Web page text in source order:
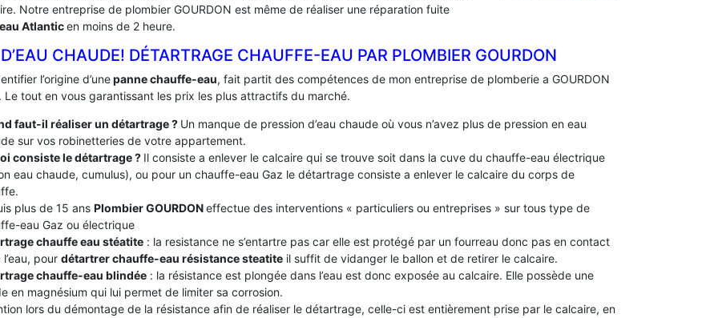
Notre entreprise de plombier GOURDON est même de réaliser une réparation fuite
Atlanticen moins de 2 heure.
CHAUDE! DÉTARTRAGE CHAUFFE-EAU PAR PLOMBIER GOURDON
l’origine d’unepanne chauffe-eau, fait partit des compétences de mon entreprise de plomberie a GOURDON
Le tout en vous garantissant les prix les plus attractifs du marché.
faut-il réaliser un détartrage ? Un manque de pression d’eau chaude où vous n’avez plus de pression en eau
sur vos robinetteries de votre appartement.
consiste le détartrage ? Il consiste a enlever le calcaire qui se trouve soit dans la cuve du chauffe-eau électrique
eau chaude, cumulus), ou pour un chauffe-eau Gaz le détartrage consiste a enlever le calcaire du corps de
plus de 15 ans Plombier GOURDONeffectue des interventions « particuliers ou entreprises » sur tous type de
eau Gaz ou électrique
chauffe eau stéatite: la resistance ne s’entartre pas car elle est protégé par un fourreau donc pas en contact
pour détartrer chauffe-eau résistance steatiteil suffit de vidanger le ballon et de retirer le calcaire.
chauffe-eau blindée: la résistance est plongée dans l’eau est donc exposée au calcaire. Elle possède une
en magnésium qui lui permet de limiter sa corrosion.
lors du démontage de la résistance afin de réaliser le détartrage, celle-ci est entièrement prise par le calcaire, en